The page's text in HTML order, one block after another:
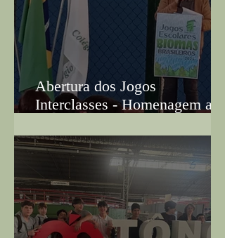
Abertura dos Jogos
Interclasses - Homenagem ao